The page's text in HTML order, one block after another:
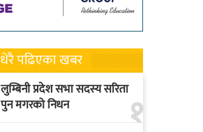
धेरै पढिएका खबर
१
लुम्बिनी प्रदेश सभा सदस्य सरिता
पुन मगरको निधन